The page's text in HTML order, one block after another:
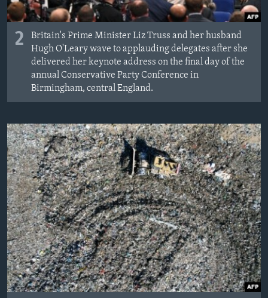
2
Britain's Prime Minister Liz Truss and her husband
Hugh O'Leary wave to applauding delegates after she
delivered her keynote address on the final day of the
annual Conservative Party Conference in
Birmingham, central England.